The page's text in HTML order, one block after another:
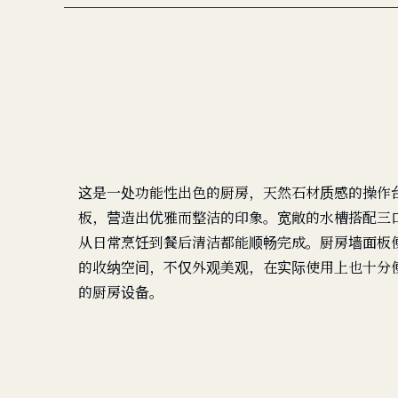
这是一处功能性出色的厨房，天然石材质感的操
板，营造出优雅而整洁的印象。宽敞的水槽搭配
从日常烹饪到餐后清洁都能顺畅完成。厨房墙面
的收纳空间，不仅外观美观，在实际使用上也十
的厨房设备。